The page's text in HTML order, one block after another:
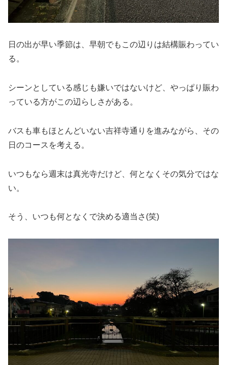
日の出が早い季節は、早朝でもこの辺りは結構賑わってい
る。
シーンとしている感じも嫌いではないけど、やっぱり賑わ
っている方がこの辺らしさがある。
バスも車もほとんどいない吉祥寺通りを進みながら、その
日のコースを考える。
いつもなら週末は真光寺だけど、何となくその気分ではな
い。
そう、いつも何となくで決める適当さ(笑)